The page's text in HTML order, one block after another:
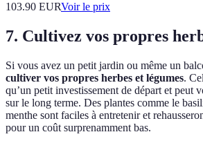
103.90 EURVoir le prix
7. Cultivez vos propres
Si vous avez un petit jardin ou même un
cultiver vos propres herbes et légumes.
qu’un petit investissement de départ et peut
sur le long terme. Des plantes comme le
menthe sont faciles à entretenir et
pour un coût surprenamment bas.